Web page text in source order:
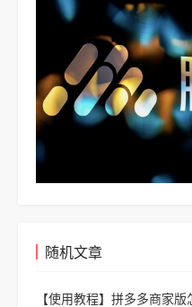
随机文章
【使用教程】 拼多多商家版